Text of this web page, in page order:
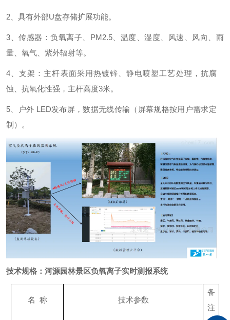
2、具有外部U盘存储扩展功能。
3、传感器：负氧离子、PM2.5、温度、湿度、风速、风向、雨
量、氧气、紫外辐射等。
4、支架：主杆表面采用热镀锌、静电喷塑工艺处理，抗腐
蚀、抗氧化性强，主杆高度3米。
5、户外 LED发布屏，数据无线传输（屏幕规格按用户需求定
制）。
技术规格： 河源园林景区负氧离子实时测报系统
名 称 技术参数
备
注